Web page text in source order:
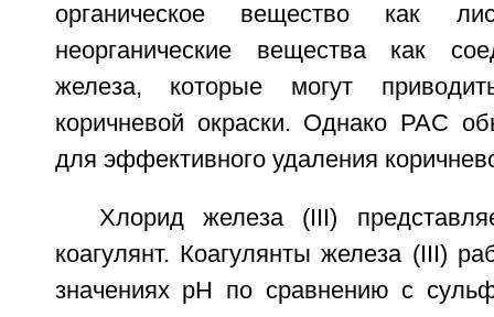
органическое вещество как
неорганические вещества как
железа, которые могут
коричневой окраски. Однако PAC
для эффективного удаления
Хлорид железа (III)
коагулянт. Коагулянты железа (III)
значениях рН по сравнению с